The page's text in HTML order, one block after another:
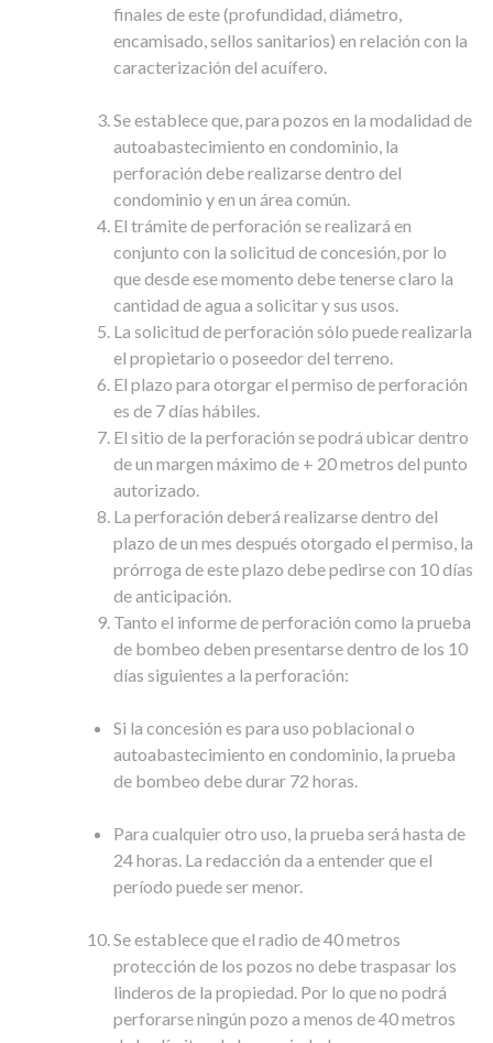
finales de este (profundidad, diámetro,
encamisado, sellos sanitarios) en relación con la
caracterización del acuífero.
Se establece que, para pozos en la modalidad de
autoabastecimiento en condominio, la
perforación debe realizarse dentro del
condominio y en un área común.
El trámite de perforación se realizará en
conjunto con la solicitud de concesión, por lo
que desde ese momento debe tenerse claro la
cantidad de agua a solicitar y sus usos.
La solicitud de perforación sólo puede realizarla
el propietario o poseedor del terreno.
El plazo para otorgar el permiso de perforación
es de 7 días hábiles.
El sitio de la perforación se podrá ubicar dentro
de un margen máximo de + 20 metros del punto
autorizado.
La perforación deberá realizarse dentro del
plazo de un mes después otorgado el permiso, la
prórroga de este plazo debe pedirse con 10 días
de anticipación.
Tanto el informe de perforación como la prueba
de bombeo deben presentarse dentro de los 10
días siguientes a la perforación:
Si la concesión es para uso poblacional o
autoabastecimiento en condominio, la prueba
de bombeo debe durar 72 horas.
Para cualquier otro uso, la prueba será hasta de
24 horas. La redacción da a entender que el
período puede ser menor.
Se establece que el radio de 40 metros
protección de los pozos no debe traspasar los
linderos de la propiedad. Por lo que no podrá
perforarse ningún pozo a menos de 40 metros